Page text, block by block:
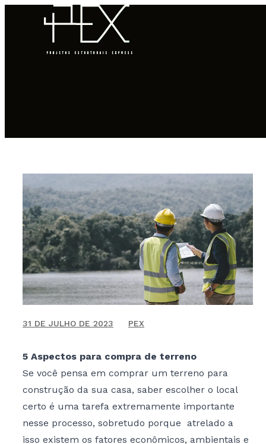
COMO FUNCIONA
PORTFÓLIO
BLOG
CONTATO
3 DE JULHO DE 2023
31 DE JULHO DE 2023 PEX
5 Aspectos para compra de terreno
Se você pensa em comprar um terreno para
construção da sua casa, saber escolher o local
certo é uma tarefa extremamente importante
nesse processo, sobretudo porque atrelado a
isso existem os fatores econômicos, ambientais e